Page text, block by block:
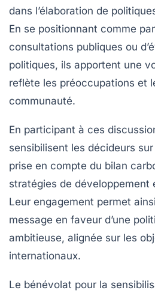
dans l’élaboration de
En se positionnant comme
consultations publiques ou
politiques, ils apportent une
reflète les préoccupations et
communauté.
En participant à ces
sensibilisent les décideurs
prise en compte du bilan
stratégies de développement
Leur engagement permet
message en faveur d’une
ambitieuse, alignée sur les
internationaux.
Le bénévolat pour la